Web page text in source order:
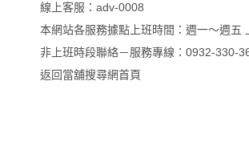
線上客服： adv-0008
本網站各服務據點上班時間：週一～週五
非上班時段聯絡－服務專線：0932-330-
返回當舖搜尋網首頁